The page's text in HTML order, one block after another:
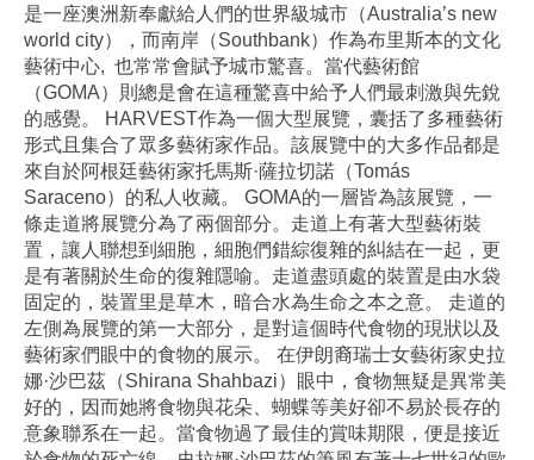
是一座澳洲新奉獻給人們的世界級城市（Australia’s new
world city），而南岸（Southbank）作為布里斯本的文化
藝術中心, 也常常會賦予城市驚喜。當代藝術館
（GOMA）則總是會在這種驚喜中給予人們最刺激與先銳
的感覺。 HARVEST作為一個大型展覽，囊括了多種藝術
形式且集合了眾多藝術家作品。該展覽中的大多作品都是
來自於阿根廷藝術家托馬斯·薩拉切諾（Tomás
Saraceno）的私人收藏。 GOMA的一層皆為該展覽，一
條走道將展覽分為了兩個部分。走道上有著大型藝術裝
置，讓人聯想到細胞，細胞們錯綜復雜的糾結在一起，更
是有著關於生命的復雜隱喻。走道盡頭處的裝置是由水袋
固定的，裝置里是草木，暗合水為生命之本之意。 走道的
左側為展覽的第一大部分，是對這個時代食物的現狀以及
藝術家們眼中的食物的展示。 在伊朗裔瑞士女藝術家史拉
娜·沙巴茲（Shirana Shahbazi）眼中，食物無疑是異常美
好的，因而她將食物與花朵、蝴蝶等美好卻不易於長存的
意象聯系在一起。當食物過了最佳的賞味期限，便是接近